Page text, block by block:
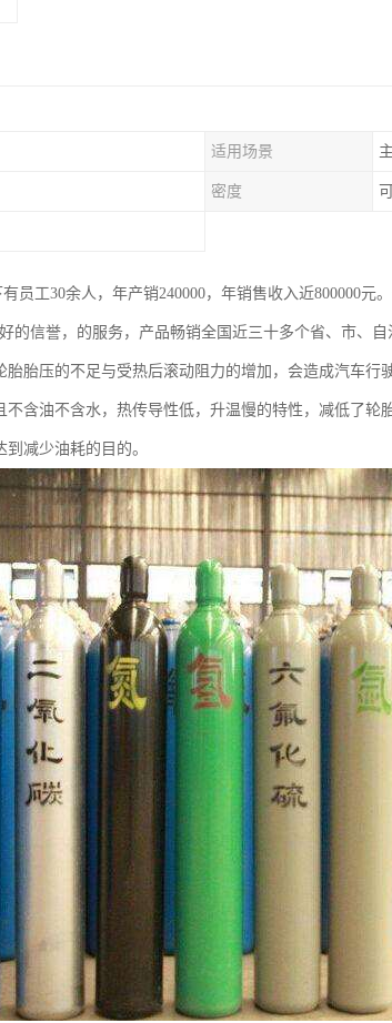
适用场景
密度
员工30余人，年产销240000，年销售收入近800000元
的信誉，的服务，产品畅销全国近三十多个省、市、自
胎压的不足与受热后滚动阻力的增加，会造成汽车行
含油不含水，热传导性低，升温慢的特性，减低了轮
减少油耗的目的。